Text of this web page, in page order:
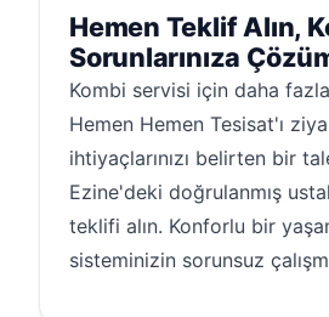
Hemen Teklif Alın,
Sorunlarınıza
Kombi servisi için daha fazla
Hemen Hemen Tesisat'ı
ihtiyaçlarınızı belirten bir
Ezine'deki doğrulanmış
teklifi alın. Konforlu bir
sisteminizin sorunsuz